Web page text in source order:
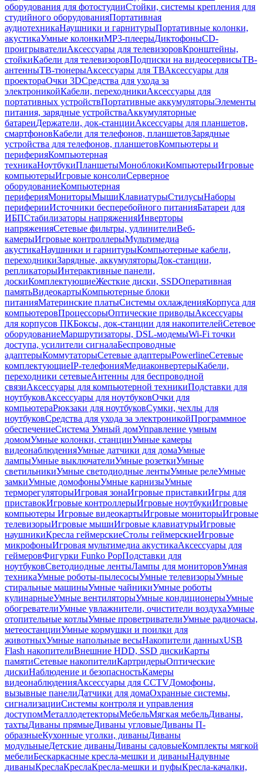
оборудования для фотостудииСтойки, системы крепления для
студийного оборудованияПортативная
аудиотехникаНаушники и гарнитурыПортативные колонки,
акустикаУмные колонкиMP3-плеерыДиктофоныCD-
проигрывателиАксессуары для телевизоровКронштейны,
стойкиКабели для телевизоровПодписки на видеосервисыТВ-
антенныТВ-тюнерыАксессуары для ТВАксессуары для
проектораОчки 3DСредства для ухода за
электроникойКабели, переходникиАксессуары для
портативных устройствПортативные аккумуляторыЭлементы
питания, зарядные устройстваАккумуляторные
батареиДержатели, док-станцииАксессуары для планшетов,
смартфоновКабели для телефонов, планшетовЗарядные
устройства для телефонов, планшетовКомпьютеры и
периферияКомпьютерная
техникаНоутбукиПланшетыМоноблокиКомпьютерыИгровые
компьютерыИгровые консолиСерверное
оборудованиеКомпьютерная
периферияМониторыМышиКлавиатурыСтилусыНаборы
периферииИсточники бесперебойного питанияБатареи для
ИБПСтабилизаторы напряженияИнверторы
напряженияСетевые фильтры, удлинителиВеб-
камерыИгровые контроллерыМультимедиа
акустикаНаушники и гарнитурыКомпьютерные кабели,
переходникиЗарядные, аккумуляторыДок-станции,
репликаторыИнтерактивные панели,
доскиКомплектующиеЖесткие диски, SSDОперативная
памятьВидеокартыКомпьютерные блоки
питанияМатеринские платыСистемы охлажденияКорпуса для
компьютеровПроцессорыОптические приводыАксессуары
для корпусов ПКБоксы, док-станции для накопителейСетевое
оборудованиеМаршрутизаторы, DSL-модемыWi-Fi точки
доступа, усилители сигналаБеспроводные
адаптерыКоммутаторыСетевые адаптерыPowerlineСетевые
комплектующиеIP-телефонияМедиаконвертерыКабели,
переходники сетевыеАнтенны для беспроводной
связиАксессуары для компьютерной техникиПодставки для
ноутбуковАксессуары для ноутбуковОчки для
компьютераРюкзаки для ноутбуковСумки, чехлы для
ноутбуковСредства для ухода за электроникойПрограммное
обеспечениеСистема Умный домУправление умным
домомУмные колонки, станцииУмные камеры
видеонаблюденияУмные датчики для домаУмные
лампыУмные выключателиУмные розеткиУмные
светильникиУмные светодиодные лентыУмные релеУмные
замкиУмные домофоныУмные карнизыУмные
терморегуляторыИгровая зонаИгровые приставкиИгры для
приставокИгровые контроллерыИгровые ноутбукиИгровые
компьютеры Игровые видеокартыИгровые мониторыИгровые
телевизорыИгровые мышиИгровые клавиатурыИгровые
наушникиКресла геймерскиеСтолы геймерскиеИгровые
микрофоныИгровая мультимедиа акустикаАксессуары для
геймеровФигурки Funko PopПодставки для
ноутбуковСветодиодные лентыЛампы для мониторовУмная
техникаУмные роботы-пылесосыУмные телевизорыУмные
стиральные машиныУмные чайникиУмные роботы
кулинарныеУмные вентиляторыУмные кондиционерыУмные
обогревателиУмные увлажнители, очистители воздухаУмные
отопительные котлыУмные проветривателиУмные радиочасы,
метеостанцииУмные кормушки и поилки для
животныхУмные напольные весыНакопители данныхUSB
Flash накопителиВнешние HDD, SSD дискиКарты
памятиСетевые накопителиКартридерыОптические
дискиНаблюдение и безопасностьКамеры
видеонаблюденияАксессуары для CCTVДомофоны,
вызывные панелиДатчики для домаОхранные системы,
сигнализацииСистемы контроля и управления
доступомМеталлодетекторыМебельМягкая мебельДиваны,
тахтыДиваны прямыеДиваны угловыеДиваны П-
образныеКухонные уголки, диваныДиваны
модульныеДетские диваныДиваны садовыеКомплекты мягкой
мебелиБескаркасные кресла-мешки и диваныНадувные
диваныКреслаКреслаКресла-мешки и пуфыКресла-качалки,